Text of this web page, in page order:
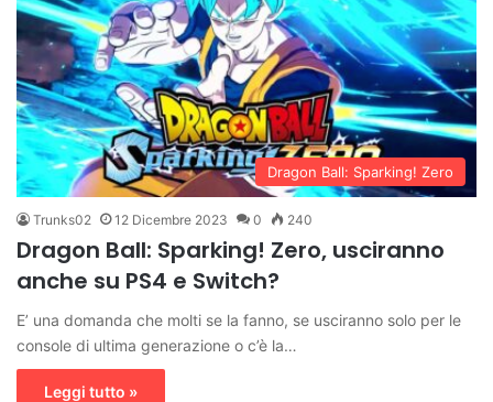
Dragon Ball: Sparking! Zero
Trunks02 12 Dicembre 2023 0 240
Dragon Ball: Sparking! Zero, usciranno
anche su PS4 e Switch?
E’ una domanda che molti se la fanno, se usciranno solo per le
console di ultima generazione o c’è la…
Leggi tutto »